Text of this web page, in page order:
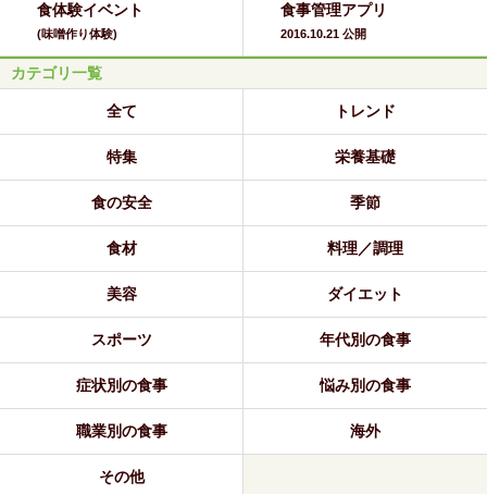
食体験イベント
(味噌作り体験)
食事管理アプリ
2016.10.21 公開
カテゴリ一覧
全て トレンド
特集 栄養基礎
食の安全 季節
食材 料理／調理
美容 ダイエット
スポーツ 年代別の食事
症状別の食事 悩み別の食事
職業別の食事 海外
その他